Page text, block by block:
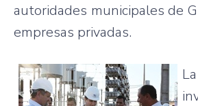
autoridades municipales de
empresas privadas.